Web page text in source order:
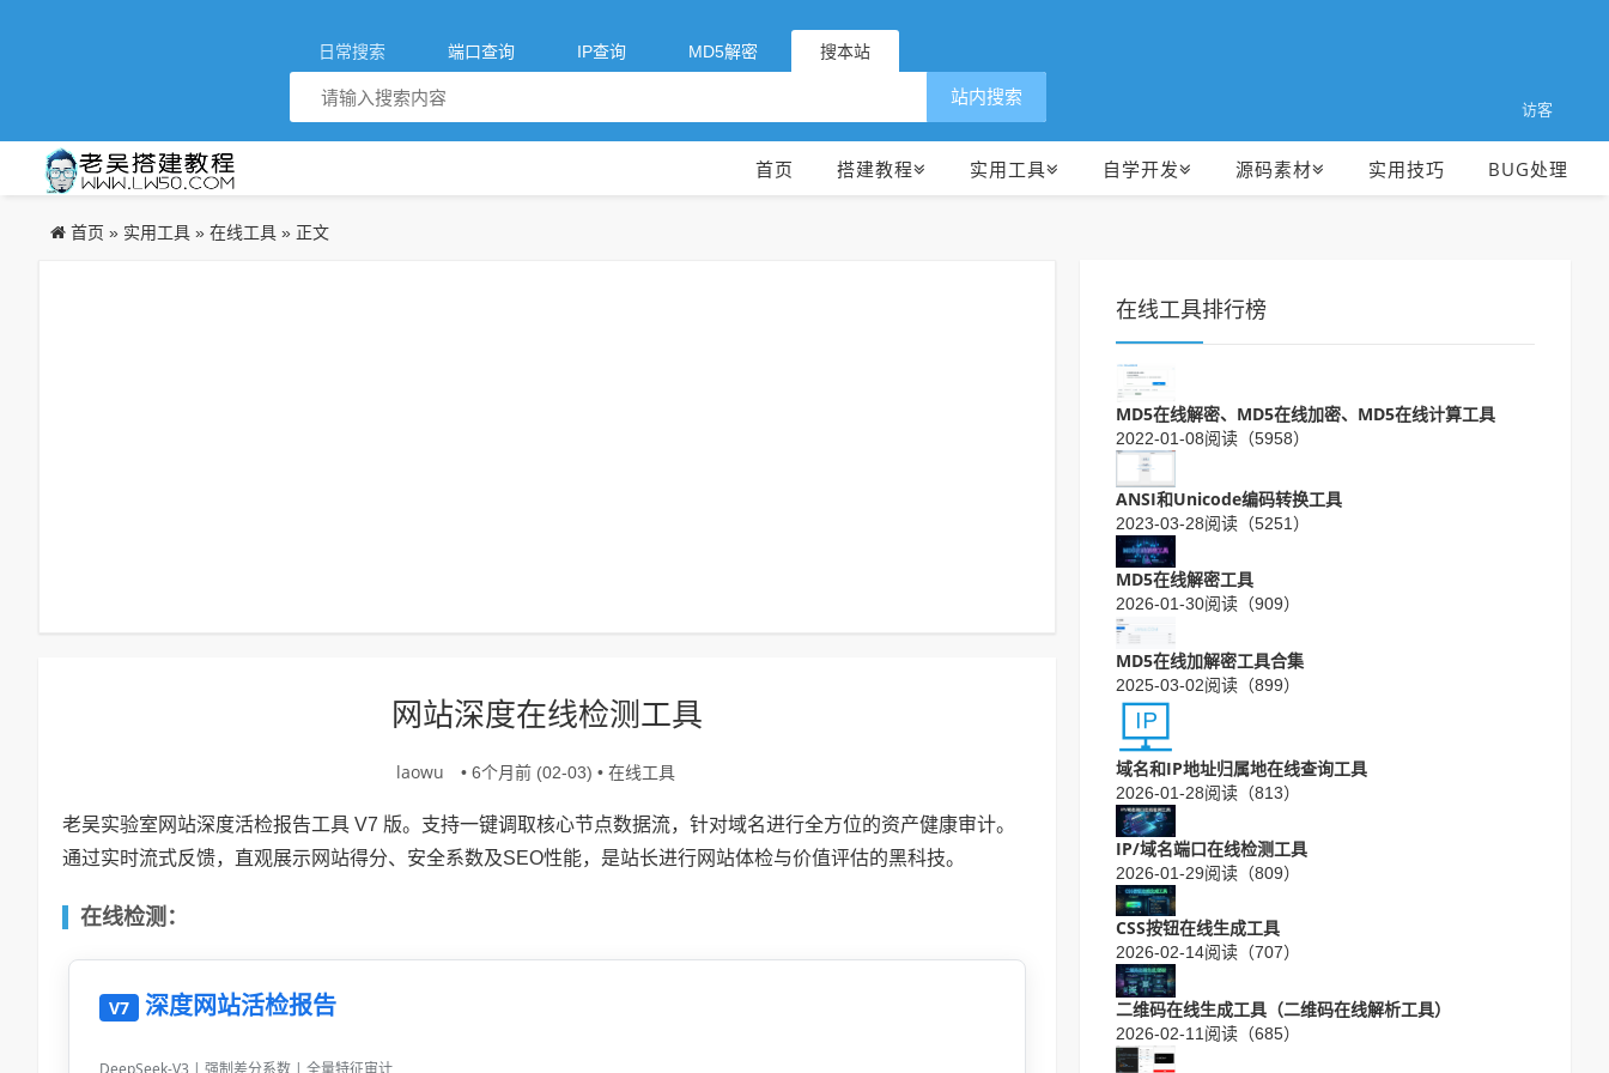
日常搜索 端口查询 IP查询 MD5解密 搜本站
访客
站内搜索
首页 搭建教程 实用工具 自学开发 源码素材 实用技巧 BUG处理
首页 » 实用工具 » 在线工具 » 正文
网站深度在线检测工具
laowu • 6个月前 (02-03) • 在线工具
老吴实验室网站深度活检报告工具 V7 版。支持一键调取核心节点数据流，针对域名进行全方位的资产健康审计。
通过实时流式反馈，直观展示网站得分、安全系数及SEO性能，是站长进行网站体检与价值评估的黑科技。
在线检测：
V7 深度网站活检报告
DeepSeek-V3 | 强制差分系数 | 全量特征审计
在线工具排行榜
MD5在线解密、MD5在线加密、MD5在线计算工具
2022-01-08阅读（5958）
ANSI和Unicode编码转换工具
2023-03-28阅读（5251）
MD5在线解密工具
2026-01-30阅读（909）
MD5在线加解密工具合集
2025-03-02阅读（899）
域名和IP地址归属地在线查询工具
2026-01-28阅读（813）
IP/域名端口在线检测工具
2026-01-29阅读（809）
CSS按钮在线生成工具
2026-02-14阅读（707）
二维码在线生成工具（二维码在线解析工具）
2026-02-11 阅读（685）